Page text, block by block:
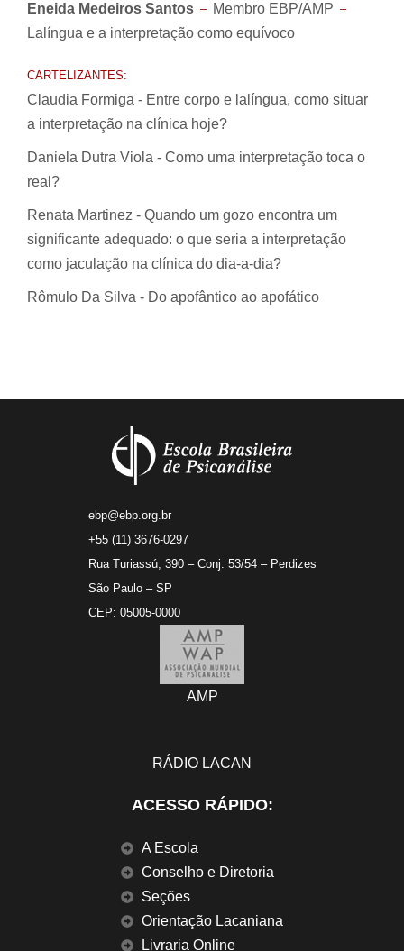
Eneida Medeiros Santos – Membro EBP/AMP –
Lalíngua e a interpretação como equívoco
CARTELIZANTES:
Claudia Formiga - Entre corpo e lalíngua, como situar
a interpretação na clínica hoje?
Daniela Dutra Viola - Como uma interpretação toca o
real?
Renata Martinez - Quando um gozo encontra um
significante adequado: o que seria a interpretação
como jaculação na clínica do dia-a-dia?
Rômulo Da Silva - Do apofântico ao apofático
ebp@ebp.org.br
+55 (11) 3676-0297
Rua Turiassú, 390 – Conj. 53/54 – Perdizes
São Paulo – SP
CEP: 05005-0000
AMP
RÁDIO LACAN
ACESSO RÁPIDO:
A Escola
Conselho e Diretoria
Seções
Orientação Lacaniana
Livraria Online